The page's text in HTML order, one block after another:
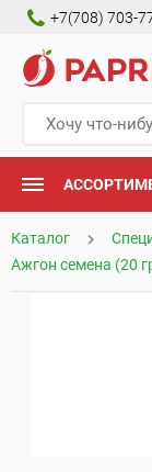
+7(708) 703-
Каталог
Ажгон семена (20